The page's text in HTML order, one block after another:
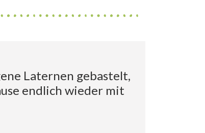
Laternen gebastelt,
endlich wieder mit